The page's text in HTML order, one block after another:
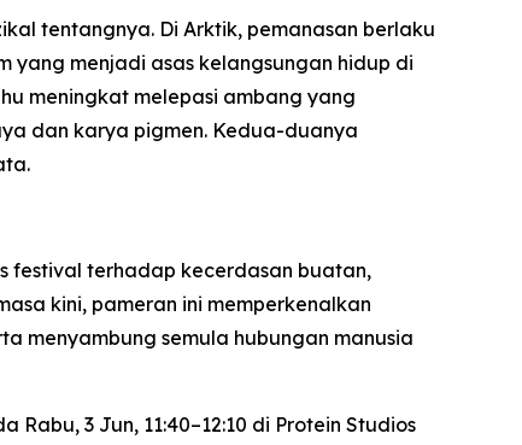
tentangnya. Di Arktik, pemanasan berlaku
menjadi asas kelangsungan hidup di
meningkat melepasi ambang yang
dan karya pigmen. Kedua-duanya
festival terhadap kecerdasan buatan,
kini, pameran ini memperkenalkan
menyambung semula hubungan manusia
Rabu, 3 Jun, 11:40–12:10 di Protein Studios